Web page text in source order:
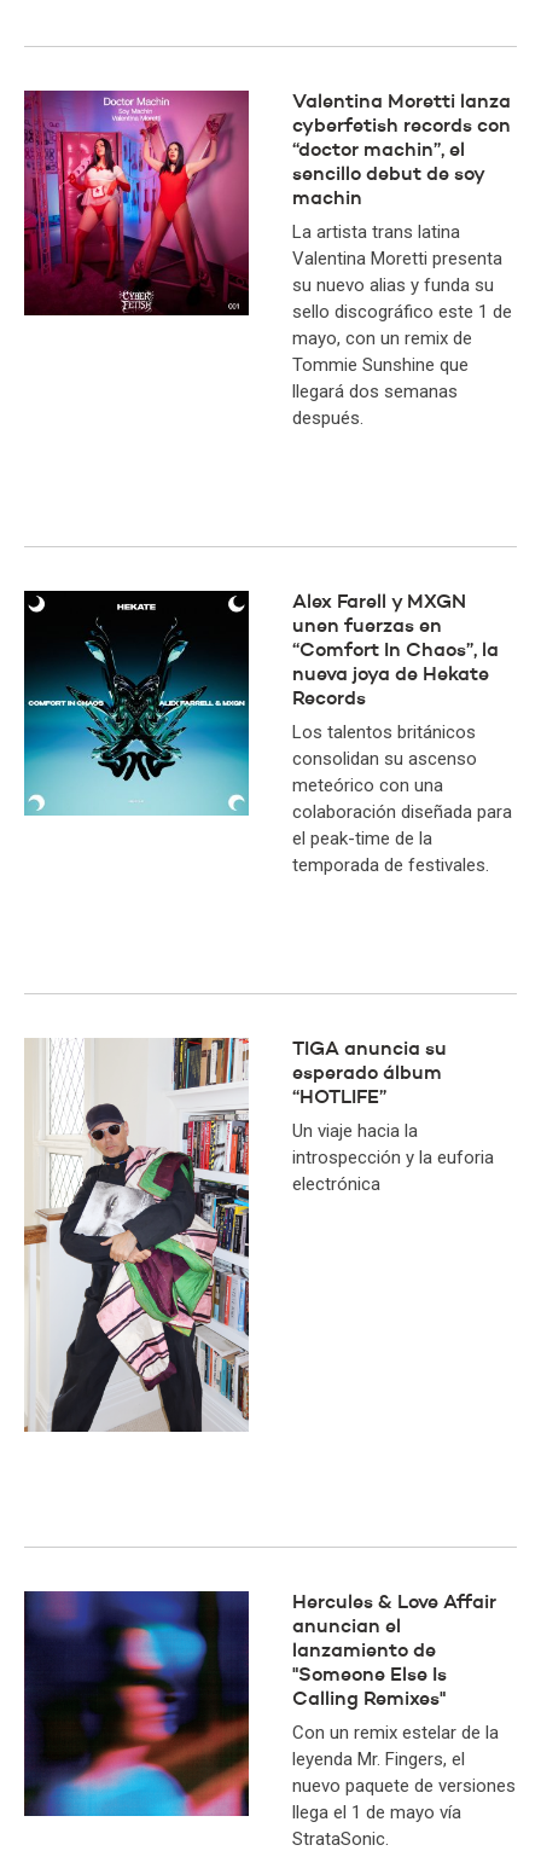
Valentina Moretti lanza
cyberfetish records con
“doctor machin”, el
sencillo debut de soy
machin
La artista trans latina
Valentina Moretti presenta
su nuevo alias y funda su
sello discográfico este 1 de
mayo, con un remix de
Tommie Sunshine que
llegará dos semanas
después.
Alex Farell y MXGN
unen fuerzas en
“Comfort In Chaos”, la
nueva joya de Hekate
Records
Los talentos británicos
consolidan su ascenso
meteórico con una
colaboración diseñada para
el peak-time de la
temporada de festivales.
TIGA anuncia su
esperado álbum
“HOTLIFE”
Un viaje hacia la
introspección y la euforia
electrónica
Hercules & Love Affair
anuncian el
lanzamiento de
"Someone Else Is
Calling Remixes"
Con un remix estelar de la
leyenda Mr. Fingers, el
nuevo paquete de versiones
llega el 1 de mayo vía
StrataSonic.